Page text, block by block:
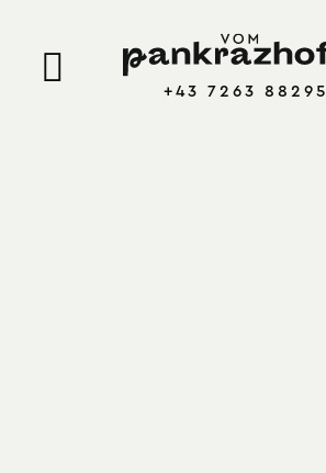
+43 7263 88295